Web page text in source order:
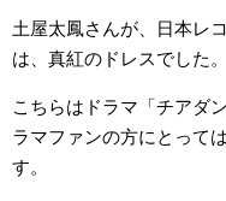
土屋太鳳さんが、日本レ
は、真紅のドレスでした。
こちらはドラマ「チアダ
ラマファンの方にとって
す。